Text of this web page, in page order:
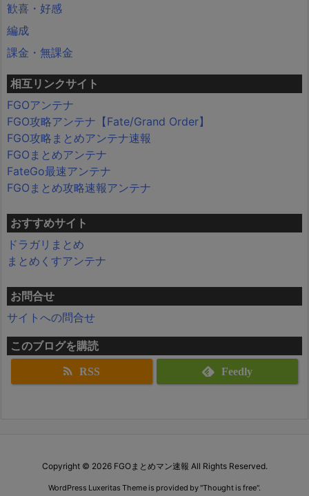
歓喜・好感
編成
課金・無課金
相互リンクサイト
FGOアンテナ
FGO攻略アンテナ【Fate/Grand Order】
FGO攻略まとめアンテナ速報
FGOまとめアンテナ
FateGo最速アンテナ
FGOまとめ攻略速報アンテナ
おすすめサイト
ドラガリまとめ
まとめくすアンテナ
お問合せ
サイトへの問合せ
このブログを購読
RSS Feedly
Copyright © 2026 FGOまとめマン速報 All Rights Reserved.
WordPress Luxeritas Theme is provided by "Thought is free".